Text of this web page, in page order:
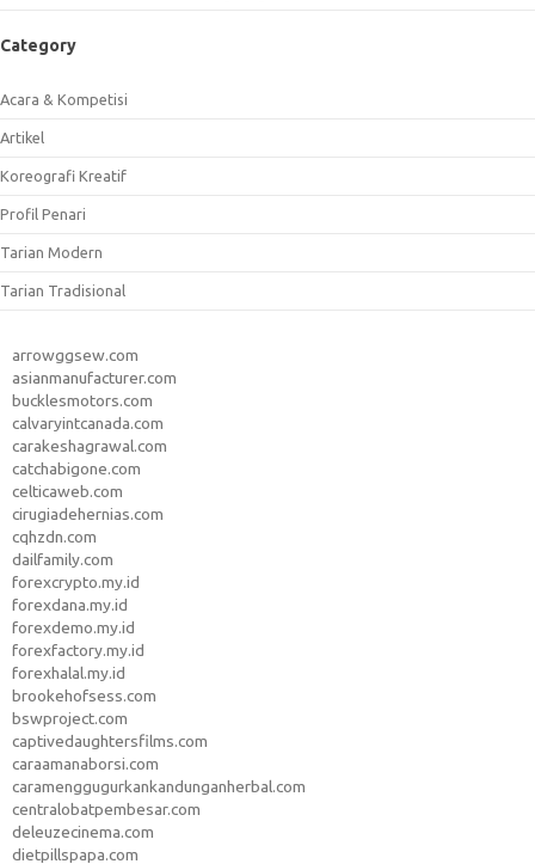
Category
Acara & Kompetisi
Artikel
Koreografi Kreatif
Profil Penari
Tarian Modern
Tarian Tradisional
arrowggsew.com
asianmanufacturer.com
bucklesmotors.com
calvaryintcanada.com
carakeshagrawal.com
catchabigone.com
celticaweb.com
cirugiadehernias.com
cqhzdn.com
dailfamily.com
forexcrypto.my.id
forexdana.my.id
forexdemo.my.id
forexfactory.my.id
forexhalal.my.id
brookehofsess.com
bswproject.com
captivedaughtersfilms.com
caraamanaborsi.com
caramenggugurkankandunganherbal.com
centralobatpembesar.com
deleuzecinema.com
dietpillspapa.com